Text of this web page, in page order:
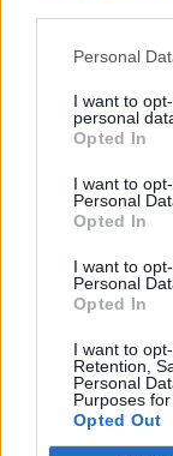
Personal
I want to
personal
Opted In
I want to
Personal
Opted In
I want to
Personal
Opted In
I want to
Retention,
Personal
Purposes
Opted Out
Edellinen artikkeli
IL: Patrik Laine
kisoista – ”Aina
kiinnostaa”